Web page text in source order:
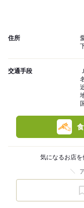
住所
交通手段
気になるお店を